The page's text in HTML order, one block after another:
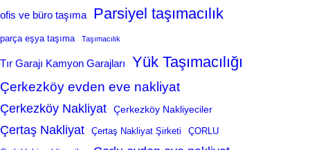
ofis ve büro taşıma Parsiyel taşımacılık
parça eşya taşıma Taşımacılık
Tır Garajı Kamyon Garajları Yük Taşımacılığı
Çerkezköy evden eve nakliyat
Çerkezköy Nakliyat Çerkezköy Nakliyeciler
Çertaş Nakliyat Çertaş Nakliyat Şirketi ÇORLU